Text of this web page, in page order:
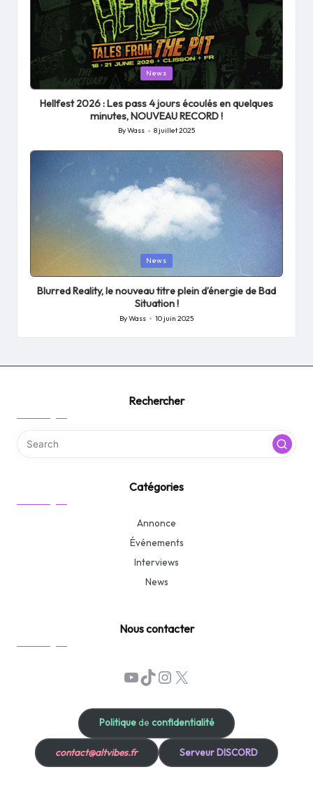
Posted
in
News
Hellfest 2026 : Les pass 4 jours écoulés en quelques
minutes, NOUVEAU RECORD !
Posted
by
ByWass 8 juillet 2025
in
News
Blurred Reality, le nouveau titre plein d’énergie de Bad
Situation !
Posted
ByWass 10 juin 2025
Rechercher
Catégories
Annonce
Événements
Interviews
News
Nous contacter
YouTube
TikTok
Instagram
X
Politiquede confidentialité
contact@altvibes.fr Serveur DISCORD